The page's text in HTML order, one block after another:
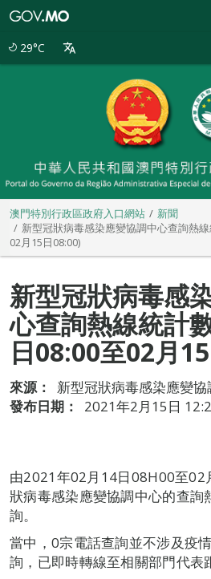
29°C
澳門特別行政區政府入口網站
新聞
新型冠狀病毒感染應變協調中心查詢熱
02月15日08:00)
新型冠狀病毒感
心查詢熱線統計
日08:00至02月
來源：
新型冠狀病毒感染應變
發布日期：
2021年2月15日
由2021年02月14日08H00至02
狀病毒感染應變協調中心的查詢
詢。
當中，0宗電話查詢並不涉及疫
詢，已即時轉線至相關部門代表